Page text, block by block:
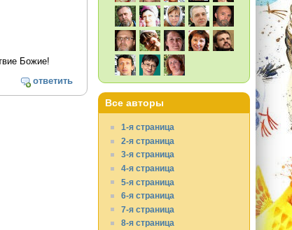
Божие!
ответить
Все авторы
1-я страница
2-я страница
3-я страница
4-я страница
5-я страница
6-я страница
7-я страница
8-я страница